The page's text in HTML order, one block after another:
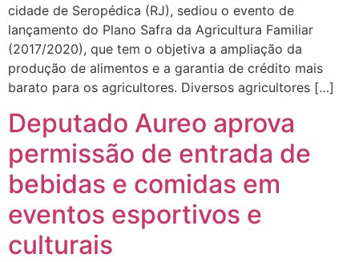
cidade de Seropédica (RJ), sediou o evento de
lançamento do Plano Safra da Agricultura Familiar
(2017/2020), que tem o objetiva a ampliação da
produção de alimentos e a garantia de crédito mais
barato para os agricultores. Diversos agricultores […]
Deputado Aureo aprova
permissão de entrada de
bebidas e comidas em
eventos esportivos e
culturais